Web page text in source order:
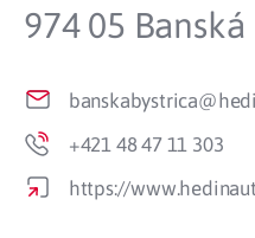
974 05
+421 48 47 11 303
https://